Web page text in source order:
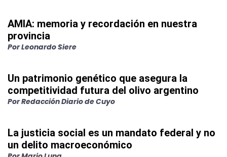
AMIA: memoria y recordación en nuestra
provincia
PorLeonardo Siere
Un patrimonio genético que asegura la
competitividad futura del olivo argentino
PorRedacción Diario de Cuyo
La justicia social es un mandato federal y no
un delito macroeconómico